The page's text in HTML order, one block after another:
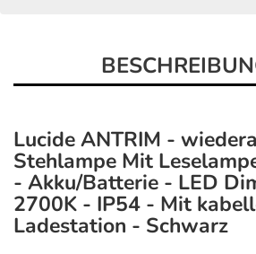
Lucide ANTRIM -
Stehlampe Mit
- Akku/Batterie - LED
2700K - IP54 - Mit
Ladestation - Schwarz